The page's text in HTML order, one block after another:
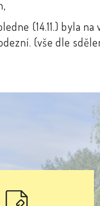
(14.11.) byla
(vše dle